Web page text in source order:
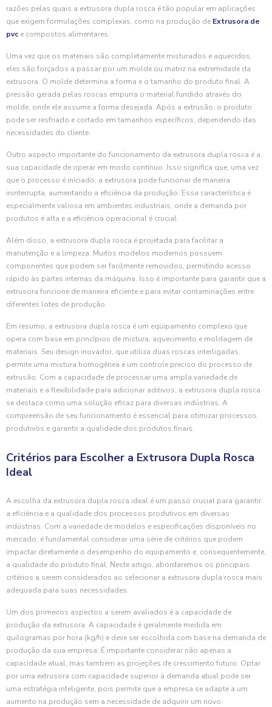
razões pelas quais a extrusora dupla rosca é tão popular em aplicações
que exigem formulações complexas, como na produção de Extrusora de
pvc e compostos alimentares.
Uma vez que os materiais são completamente misturados e aquecidos,
eles são forçados a passar por um molde ou matriz na extremidade da
extrusora. O molde determina a forma e o tamanho do produto final. A
pressão gerada pelas roscas empurra o material fundido através do
molde, onde ele assume a forma desejada. Após a extrusão, o produto
pode ser resfriado e cortado em tamanhos específicos, dependendo das
necessidades do cliente.
Outro aspecto importante do funcionamento da extrusora dupla rosca é a
sua capacidade de operar em modo contínuo. Isso significa que, uma vez
que o processo é iniciado, a extrusora pode funcionar de maneira
ininterrupta, aumentando a eficiência da produção. Essa característica é
especialmente valiosa em ambientes industriais, onde a demanda por
produtos é alta e a eficiência operacional é crucial.
Além disso, a extrusora dupla rosca é projetada para facilitar a
manutenção e a limpeza. Muitos modelos modernos possuem
componentes que podem ser facilmente removidos, permitindo acesso
rápido às partes internas da máquina. Isso é importante para garantir que a
extrusora funcione de maneira eficiente e para evitar contaminações entre
diferentes lotes de produção.
Em resumo, a extrusora dupla rosca é um equipamento complexo que
opera com base em princípios de mistura, aquecimento e moldagem de
materiais. Seu design inovador, que utiliza duas roscas interligadas,
permite uma mistura homogênea e um controle preciso do processo de
extrusão. Com a capacidade de processar uma ampla variedade de
materiais e a flexibilidade para adicionar aditivos, a extrusora dupla rosca
se destaca como uma solução eficaz para diversas indústrias. A
compreensão de seu funcionamento é essencial para otimizar processos
produtivos e garantir a qualidade dos produtos finais.
Critérios para Escolher a Extrusora Dupla Rosca
Ideal
A escolha da extrusora dupla rosca ideal é um passo crucial para garantir
a eficiência e a qualidade dos processos produtivos em diversas
indústrias. Com a variedade de modelos e especificações disponíveis no
mercado, é fundamental considerar uma série de critérios que podem
impactar diretamente o desempenho do equipamento e, consequentemente,
a qualidade do produto final. Neste artigo, abordaremos os principais
critérios a serem considerados ao selecionar a extrusora dupla rosca mais
adequada para suas necessidades.
Um dos primeiros aspectos a serem avaliados é a capacidade de
produção da extrusora. A capacidade é geralmente medida em
quilogramas por hora (kg/h) e deve ser escolhida com base na demanda de
produção da sua empresa. É importante considerar não apenas a
capacidade atual, mas também as projeções de crescimento futuro. Optar
por uma extrusora com capacidade superior à demanda atual pode ser
uma estratégia inteligente, pois permite que a empresa se adapte a um
aumento na produção sem a necessidade de adquirir um novo